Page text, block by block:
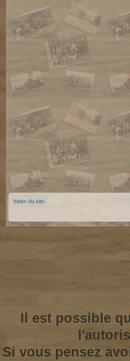
Index du site
Il est possible
Si vous pensez